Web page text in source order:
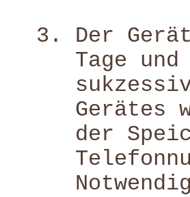
Der
Tage
Gerätes
der